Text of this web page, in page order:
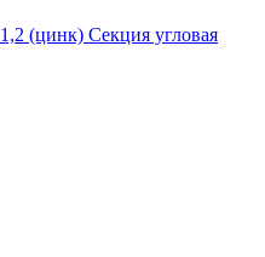
Секция угловая